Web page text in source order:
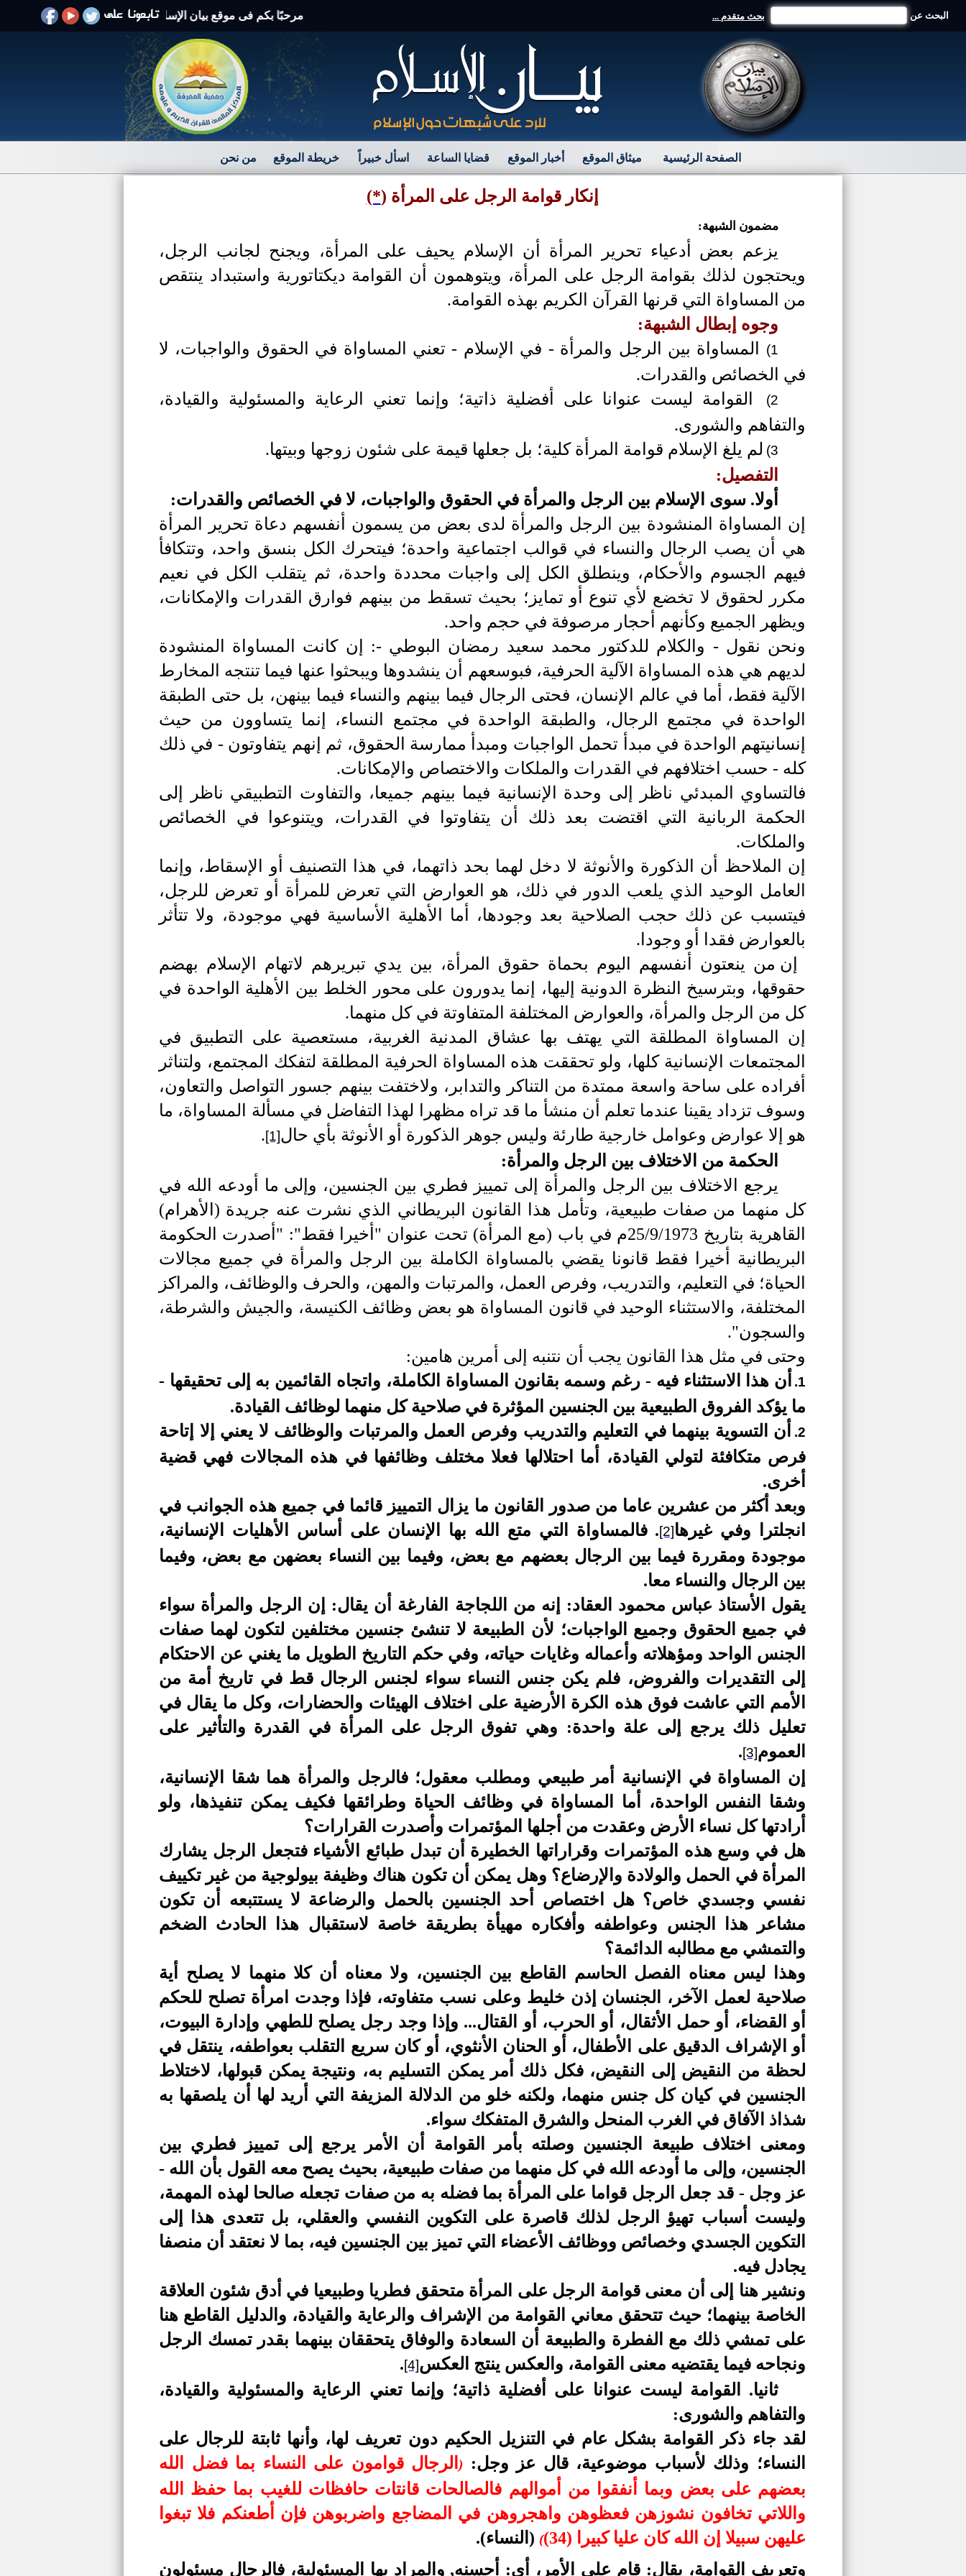
مرحبًا بكم فى موقع بيان الإسلام الرد على الافتراءات والشبهات بحث متقدم ... البحث عن
الصفحة الرئيسية ميثاق الموقع أخبار الموقع قضايا الساعة اسأل خبيراً خريطة الموقع من نحن
إنكار قوامة الرجل على المرأة (
*)
مضمون الشبهة:
يزعم بعض أدعياء تحرير المرأة أن الإسلام يحيف على المرأة، ويجنح لجانب الرجل،
ويحتجون لذلك بقوامة الرجل على المرأة، ويتوهمون أن القوامة ديكتاتورية واستبداد ينتقص
من المساواة التي قرنها القرآن الكريم بهذه القوامة.
وجوه إبطال الشبهة:
1)
المساواة بين الرجل والمرأة - في الإسلام - تعني المساواة في الحقوق والواجبات، لا
في الخصائص والقدرات.
2)
القوامة ليست عنوانا على أفضلية ذاتية؛ وإنما تعني الرعاية والمسئولية والقيادة،
والتفاهم والشورى.
3) لم يلغ الإسلام قوامة المرأة كلية؛ بل جعلها قيمة على شئون زوجها وبيتها.
التفصيل:
أولا. سوى الإسلام بين الرجل والمرأة في الحقوق والواجبات، لا في الخصائص والقدرات:
إن المساواة المنشودة بين الرجل والمرأة لدى بعض من يسمون أنفسهم دعاة تحرير المرأة
هي أن يصب الرجال والنساء في قوالب اجتماعية واحدة؛ فيتحرك الكل بنسق واحد، وتتكافأ
فيهم الجسوم والأحكام، وينطلق الكل إلى واجبات محددة واحدة، ثم يتقلب الكل في نعيم
مكرر لحقوق لا تخضع لأي تنوع أو تمايز؛ بحيث تسقط من بينهم فوارق القدرات والإمكانات،
ويظهر الجميع وكأنهم أحجار مرصوفة في حجم واحد.
ونحن نقول - والكلام للدكتور محمد سعيد رمضان البوطي -: إن كانت المساواة المنشودة
لديهم هي هذه المساواة الآلية الحرفية، فبوسعهم أن ينشدوها ويبحثوا عنها فيما تنتجه المخارط
الآلية فقط، أما في عالم الإنسان، فحتى الرجال فيما بينهم والنساء فيما بينهن، بل حتى الطبقة
الواحدة في مجتمع الرجال، والطبقة الواحدة في مجتمع النساء، إنما يتساوون من حيث
إنسانيتهم الواحدة في مبدأ تحمل الواجبات ومبدأ ممارسة الحقوق، ثم إنهم يتفاوتون - في ذلك
كله - حسب اختلافهم في القدرات والملكات والاختصاص والإمكانات.
فالتساوي المبدئي ناظر إلى وحدة الإنسانية فيما بينهم جميعا، والتفاوت التطبيقي ناظر إلى
الحكمة الربانية التي اقتضت بعد ذلك أن يتفاوتوا في القدرات، ويتنوعوا في الخصائص
والملكات.
إن الملاحظ أن الذكورة والأنوثة لا دخل لهما بحد ذاتهما، في هذا التصنيف أو الإسقاط، وإنما
العامل الوحيد الذي يلعب الدور في ذلك، هو العوارض التي تعرض للمرأة أو تعرض للرجل،
فيتسبب عن ذلك حجب الصلاحية بعد وجودها، أما الأهلية الأساسية فهي موجودة، ولا تتأثر
بالعوارض فقدا أو وجودا.
إن من ينعتون أنفسهم اليوم بحماة حقوق المرأة، بين يدي تبريرهم لاتهام الإسلام بهضم
حقوقها، وبترسيخ النظرة الدونية إليها، إنما يدورون على محور الخلط بين الأهلية الواحدة في
كل من الرجل والمرأة، والعوارض المختلفة المتفاوتة في كل منهما.
إن المساواة المطلقة التي يهتف بها عشاق المدنية الغربية، مستعصية على التطبيق في
المجتمعات الإنسانية كلها، ولو تحققت هذه المساواة الحرفية المطلقة لتفكك المجتمع، ولتناثر
أفراده على ساحة واسعة ممتدة من التناكر والتدابر، ولاختفت بينهم جسور التواصل والتعاون،
وسوف تزداد يقينا عندما تعلم أن منشأ ما قد تراه مظهرا لهذا التفاضل في مسألة المساواة، ما
هو إلا عوارض وعوامل خارجية طارئة وليس جوهر الذكورة أو الأنوثة بأي حال[1]
.
الحكمة من الاختلاف بين الرجل والمرأة:
يرجع الاختلاف بين الرجل والمرأة إلى تمييز فطري بين الجنسين، وإلى ما أودعه الله في
كل منهما من صفات طبيعية، وتأمل هذا القانون البريطاني الذي نشرت عنه جريدة (الأهرام)
القاهرية بتاريخ 25/9/1973م في باب (مع المرأة) تحت عنوان "أخيرا فقط": "أصدرت الحكومة
البريطانية أخيرا فقط قانونا يقضي بالمساواة الكاملة بين الرجل والمرأة في جميع مجالات
الحياة؛ في التعليم، والتدريب، وفرص العمل، والمرتبات والمهن، والحرف والوظائف، والمراكز
المختلفة، والاستثناء الوحيد في قانون المساواة هو بعض وظائف الكنيسة، والجيش والشرطة،
والسجون".
وحتى في مثل هذا القانون يجب أن نتنبه إلى أمرين هامين:
1.
أن هذا الاستثناء فيه - رغم وسمه بقانون المساواة الكاملة، واتجاه القائمين به إلى تحقيقها -
ما يؤكد الفروق الطبيعية بين الجنسين المؤثرة في صلاحية كل منهما لوظائف القيادة.
2.
أن التسوية بينهما في التعليم والتدريب وفرص العمل والمرتبات والوظائف لا يعني إلا إتاحة
فرص متكافئة لتولي القيادة، أما احتلالها فعلا مختلف وظائفها في هذه المجالات فهي قضية
أخرى.
وبعد أكثر من عشرين عاما من صدور القانون ما يزال التمييز قائما في جميع هذه الجوانب في
انجلترا وفي غيرها[2]. فالمساواة التي متع الله بها الإنسان على أساس الأهليات الإنسانية،
موجودة ومقررة فيما بين الرجال بعضهم مع بعض، وفيما بين النساء بعضهن مع بعض، وفيما
بين الرجال والنساء معا.
يقول الأستاذ عباس محمود العقاد: إنه من اللجاجة الفارغة أن يقال: إن الرجل والمرأة سواء
في جميع الحقوق وجميع الواجبات؛ لأن الطبيعة لا تنشئ جنسين مختلفين لتكون لهما صفات
الجنس الواحد ومؤهلاته وأعماله وغايات حياته، وفي حكم التاريخ الطويل ما يغني عن الاحتكام
إلى التقديرات والفروض، فلم يكن جنس النساء سواء لجنس الرجال قط في تاريخ أمة من
الأمم التي عاشت فوق هذه الكرة الأرضية على اختلاف الهيئات والحضارات، وكل ما يقال في
تعليل ذلك يرجع إلى علة واحدة: وهي تفوق الرجل على المرأة في القدرة والتأثير على
العموم[3]
.
إن المساواة في الإنسانية أمر طبيعي ومطلب معقول؛ فالرجل والمرأة هما شقا الإنسانية،
وشقا النفس الواحدة، أما المساواة في وظائف الحياة وطرائقها فكيف يمكن تنفيذها، ولو
أرادتها كل نساء الأرض وعقدت من أجلها المؤتمرات وأصدرت القرارات؟
هل في وسع هذه المؤتمرات وقراراتها الخطيرة أن تبدل طبائع الأشياء فتجعل الرجل يشارك
المرأة في الحمل والولادة والإرضاع؟ وهل يمكن أن تكون هناك وظيفة بيولوجية من غير تكييف
نفسي وجسدي خاص؟ هل اختصاص أحد الجنسين بالحمل والرضاعة لا يستتبعه أن تكون
مشاعر هذا الجنس وعواطفه وأفكاره مهيأة بطريقة خاصة لاستقبال هذا الحادث الضخم
والتمشي مع مطالبه الدائمة؟
وهذا ليس معناه الفصل الحاسم القاطع بين الجنسين، ولا معناه أن كلا منهما لا يصلح أية
صلاحية لعمل الآخر، الجنسان إذن خليط وعلى نسب متفاوته، فإذا وجدت امرأة تصلح للحكم
أو القضاء، أو حمل الأثقال، أو الحرب، أو القتال... وإذا وجد رجل يصلح للطهي وإدارة البيوت،
أو الإشراف الدقيق على الأطفال، أو الحنان الأنثوي، أو كان سريع التقلب بعواطفه، ينتقل في
لحظة من النقيض إلى النقيض، فكل ذلك أمر يمكن التسليم به، ونتيجة يمكن قبولها، لاختلاط
الجنسين في كيان كل جنس منهما، ولكنه خلو من الدلالة المزيفة التي أريد لها أن يلصقها به
شذاذ الآفاق في الغرب المنحل والشرق المتفكك سواء.
ومعنى اختلاف طبيعة الجنسين وصلته بأمر القوامة أن الأمر يرجع إلى تمييز فطري بين
الجنسين، وإلى ما أودعه الله في كل منهما من صفات طبيعية، بحيث يصح معه القول بأن الله -
عز وجل - قد جعل الرجل قواما على المرأة بما فضله به من صفات تجعله صالحا لهذه المهمة،
وليست أسباب تهيؤ الرجل لذلك قاصرة على التكوين النفسي والعقلي، بل تتعدى هذا إلى
التكوين الجسدي وخصائص ووظائف الأعضاء التي تميز بين الجنسين فيه، بما لا نعتقد أن منصفا
يجادل فيه.
ونشير هنا إلى أن معنى قوامة الرجل على المرأة متحقق فطريا وطبيعيا في أدق شئون العلاقة
الخاصة بينهما؛ حيث تتحقق معاني القوامة من الإشراف والرعاية والقيادة، والدليل القاطع هنا
على تمشي ذلك مع الفطرة والطبيعة أن السعادة والوفاق يتحققان بينهما بقدر تمسك الرجل
ونجاحه فيما يقتضيه معنى القوامة، والعكس ينتج العكس[4]
.
ثانيا.
القوامة ليست عنوانا على أفضلية ذاتية؛ وإنما تعني الرعاية والمسئولية والقيادة،
والتفاهم والشورى:
لقد جاء ذكر القوامة بشكل عام في التنزيل الحكيم دون تعريف لها، وأنها ثابتة للرجال على
النساء؛ وذلك لأسباب موضوعية، قال عز وجل:
) الرجال قوامون على النساء بما فضل الله
بعضهم على بعض وبما أنفقوا من أموالهم فالصالحات قانتات حافظات للغيب بما حفظ الله
واللاتي تخافون نشوزهن فعظوهن واهجروهن في المضاجع واضربوهن فإن أطعنكم فلا تبغوا
عليهن سبيلا إن الله كان عليا كبيرا (34)
( (النساء).
وتعريف القوامة، يقال: قام على الأمر، أي: أحسنه, والمراد بها المسئولية، فالرجال مسئولون